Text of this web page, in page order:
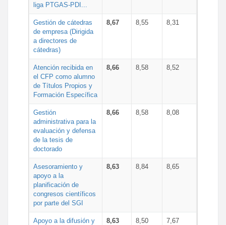
liga PTGAS-PDI...
Gestión de cátedras
de empresa (Dirigida
a directores de
cátedras)
8,67 8,55 8,31
Atención recibida en
el CFP como alumno
de Títulos Propios y
Formación Específica
8,66 8,58 8,52
Gestión
administrativa para la
evaluación y defensa
de la tesis de
doctorado
8,66 8,58 8,08
Asesoramiento y
apoyo a la
planificación de
congresos científicos
por parte del SGI
8,63 8,84 8,65
Apoyo a la difusión y
8,63 8,50 7,67